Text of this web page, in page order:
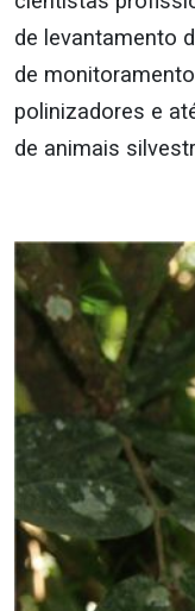
de levantamento
de
polinizadores e
de animais